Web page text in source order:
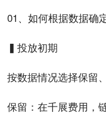
01、如何根据数据确
▍投放初期
按数据情况选择保留
保留：在千展费用，